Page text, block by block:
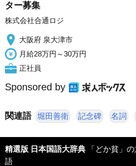
ター募集
株式会社合通ロジ
大阪府 泉大津市
月給28万円～30万円
正社員
Sponsored by
関連語 堀田善衛 記念碑 名詞
精選版 日本国語大辞典
語